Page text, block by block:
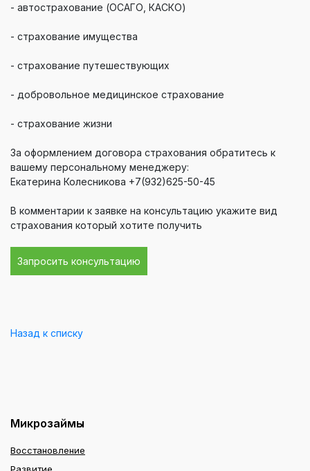
- автострахование (ОСАГО, КАСКО)
- страхование имущества
- страхование путешествующих
- добровольное медицинское страхование
- страхование жизни
За оформлением договора страхования обратитесь к
вашему персональному менеджеру:
Екатерина Колесникова +7(932)625-50-45
В комментарии к заявке на консультацию укажите вид
страхования который хотите получить
Запросить консультацию
Назад к списку
Микрозаймы
Восстановление
Развитие